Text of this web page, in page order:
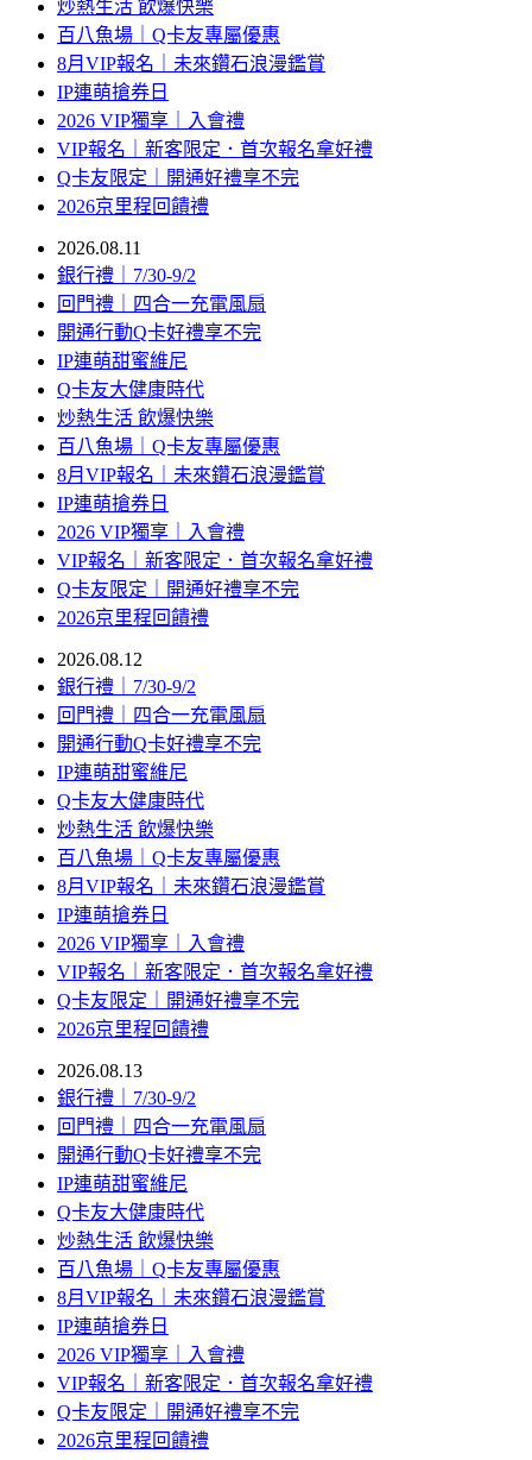
炒熱生活 飲爆快樂
百八魚場｜Q卡友專屬優惠
8月VIP報名｜未來鑽石浪漫鑑賞
IP連萌搶券日
2026 VIP獨享｜入會禮
VIP報名｜新客限定．首次報名拿好禮
Q卡友限定｜開通好禮享不完
2026京里程回饋禮
2026.08.11
銀行禮｜7/30-9/2
回門禮｜四合一充電風扇
開通行動Q卡好禮享不完
IP連萌甜蜜維尼
Q卡友大健康時代
炒熱生活 飲爆快樂
百八魚場｜Q卡友專屬優惠
8月VIP報名｜未來鑽石浪漫鑑賞
IP連萌搶券日
2026 VIP獨享｜入會禮
VIP報名｜新客限定．首次報名拿好禮
Q卡友限定｜開通好禮享不完
2026京里程回饋禮
2026.08.12
銀行禮｜7/30-9/2
回門禮｜四合一充電風扇
開通行動Q卡好禮享不完
IP連萌甜蜜維尼
Q卡友大健康時代
炒熱生活 飲爆快樂
百八魚場｜Q卡友專屬優惠
8月VIP報名｜未來鑽石浪漫鑑賞
IP連萌搶券日
2026 VIP獨享｜入會禮
VIP報名｜新客限定．首次報名拿好禮
Q卡友限定｜開通好禮享不完
2026京里程回饋禮
2026.08.13
銀行禮｜7/30-9/2
回門禮｜四合一充電風扇
開通行動Q卡好禮享不完
IP連萌甜蜜維尼
Q卡友大健康時代
炒熱生活 飲爆快樂
百八魚場｜Q卡友專屬優惠
8月VIP報名｜未來鑽石浪漫鑑賞
IP連萌搶券日
2026 VIP獨享｜入會禮
VIP報名｜新客限定．首次報名拿好禮
Q卡友限定｜開通好禮享不完
2026京里程回饋禮